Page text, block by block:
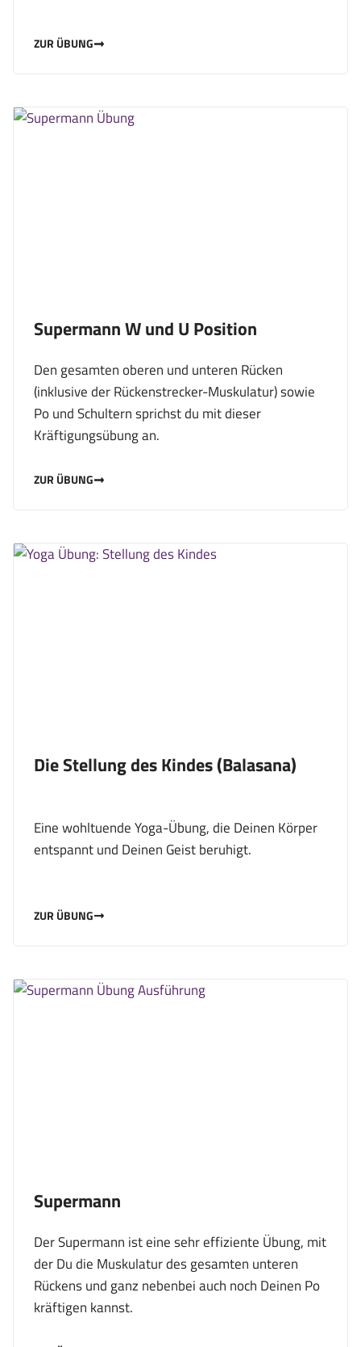
ZUR ÜBUNG
Supermann W und U Position
Den gesamten oberen und unteren Rücken
(inklusive der Rückenstrecker-Muskulatur) sowie
Po und Schultern sprichst du mit dieser
Kräftigungsübung an.
ZUR ÜBUNG
Die Stellung des Kindes (Balasana)
Eine wohltuende Yoga-Übung, die Deinen Körper
entspannt und Deinen Geist beruhigt.
ZUR ÜBUNG
Supermann
Der Supermann ist eine sehr effiziente Übung, mit
der Du die Muskulatur des gesamten unteren
Rückens und ganz nebenbei auch noch Deinen Po
kräftigen kannst.